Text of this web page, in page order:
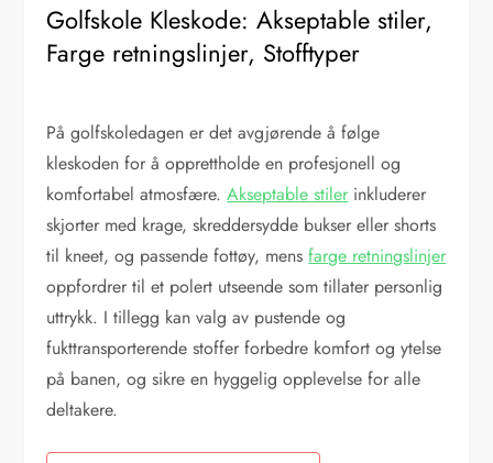
Golfskole Kleskode: Akseptable stiler,
Farge retningslinjer, Stofftyper
På golfskoledagen er det avgjørende å følge
kleskoden for å opprettholde en profesjonell og
komfortabel atmosfære.Akseptable stiler inkluderer
skjorter med krage, skreddersydde bukser eller shorts
til kneet, og passende fottøy, mensfarge retningslinjer
oppfordrer til et polert utseende som tillater personlig
uttrykk. I tillegg kan valg av pustende og
fukttransporterende stoffer forbedre komfort og ytelse
på banen, og sikre en hyggelig opplevelse for alle
deltakere.